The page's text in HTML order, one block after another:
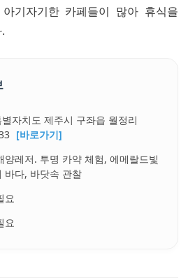
기자기한 카페들이 많아 휴식을
자치도 제주시 구좌읍 월정리
[바로가기]
양레저. 투명 카약 체험, 에메랄드빛
바다, 바닷속 관찰
요
요